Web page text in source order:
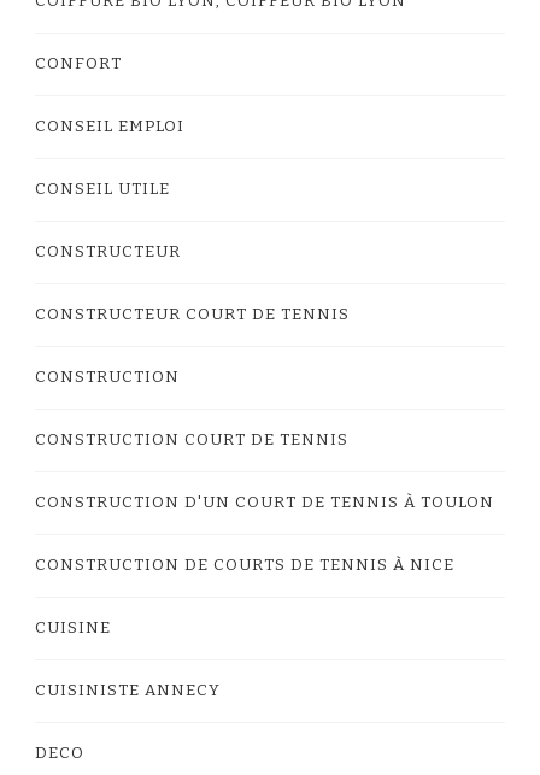
CONFORT
CONSEIL EMPLOI
CONSEIL UTILE
CONSTRUCTEUR
CONSTRUCTEUR COURT DE TENNIS
CONSTRUCTION
CONSTRUCTION COURT DE TENNIS
CONSTRUCTION D'UN COURT DE TENNIS À TOULON
CONSTRUCTION DE COURTS DE TENNIS À NICE
CUISINE
CUISINISTE ANNECY
DECO